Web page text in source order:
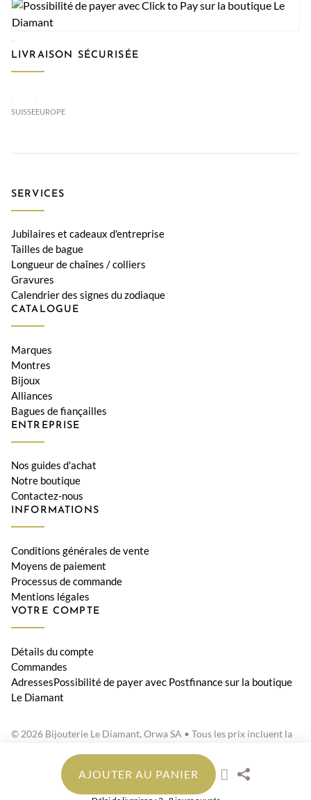
AJOUTER AU PANIER
LIVRAISON SÉCURISÉE
SUISSEEUROPE
SERVICES
Jubilaires et cadeaux d'entreprise
Tailles de bague
Longueur de chaînes / colliers
Gravures
Calendrier des signes du zodiaque
CATALOGUE
Marques
Montres
Bijoux
Alliances
Bagues de fiançailles
ENTREPRISE
Nos guides d'achat
Notre boutique
Contactez-nous
INFORMATIONS
Conditions générales de vente
Moyens de paiement
Processus de commande
Mentions légales
VOTRE COMPTE
Détails du compte
Commandes
AdressesPossibilité de payer avec Postfinance sur la boutique
Le Diamant
© 2026 Bijouterie Le Diamant, Orwa SA • Tous les prix incluent la